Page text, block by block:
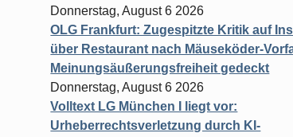
Donnerstag, August 6 2026
OLG Frankfurt: Zugespitzte Kritik auf
über Restaurant nach Mäuseköder-
Meinungsäußerungsfreiheit gedeckt
Donnerstag, August 6 2026
Volltext LG München I liegt vor:
Urheberrechtsverletzung durch KI-